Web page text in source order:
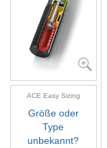
MC64150EUM-3-LT
MC64150EUM-4-LT
ACE Easy Sizing
Größe oder
Type
unbekannt?